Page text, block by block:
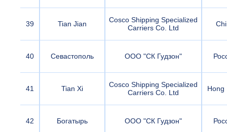
39 Tian Jian
Cosco Shipping Specialized
Carriers Co. Ltd
40 Севастополь ООО "СК Гудзон"
41 Tian Xi
Cosco Shipping Specialized
Carriers Co. Ltd
Hong
42 Богатырь ООО "СК Гудзон"